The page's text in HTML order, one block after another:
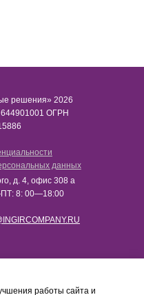
работы сайта и
решения» 2026
ОГРН
данных
лицами в рамках
информационный
д. 4, офис 308 а
8: 00—18:00